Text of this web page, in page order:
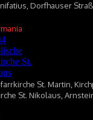
Dorfhauser
St. Martin,
St. Nikolaus,